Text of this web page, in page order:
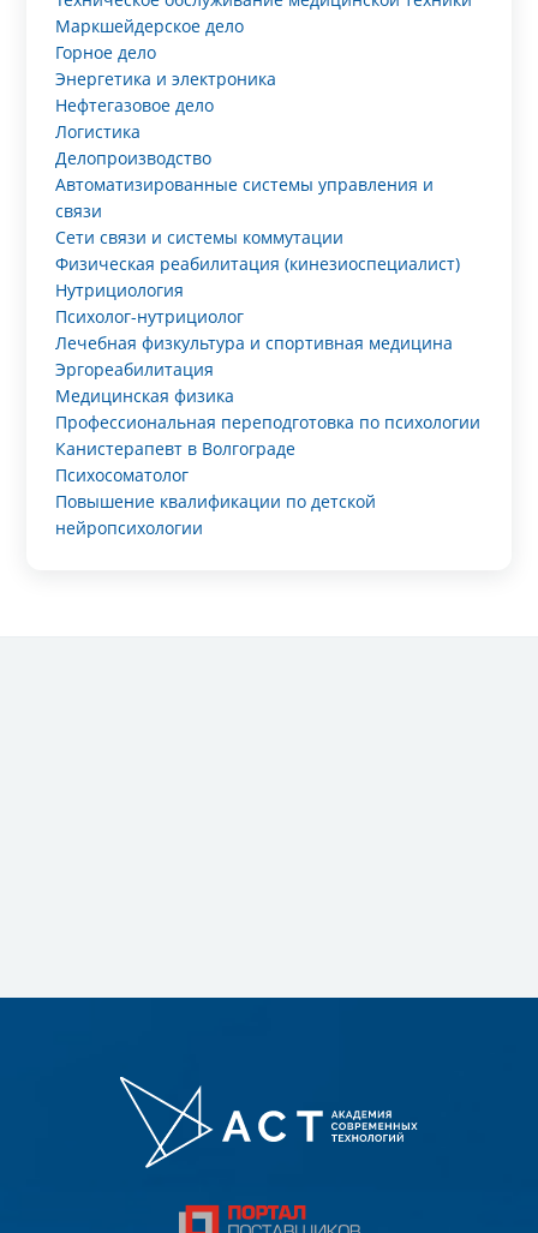
Маркшейдерское дело
Горное дело
Энергетика и электроника
Нефтегазовое дело
Логистика
Делопроизводство
Автоматизированные системы управления и
связи
Сети связи и системы коммутации
Физическая реабилитация (кинезиоспециалист)
Нутрициология
Психолог-нутрициолог
Лечебная физкультура и спортивная медицина
Эргореабилитация
Медицинская физика
Профессиональная переподготовка по психологии
Канистерапевт в Волгограде
Психосоматолог
Повышение квалификации по детской
нейропсихологии